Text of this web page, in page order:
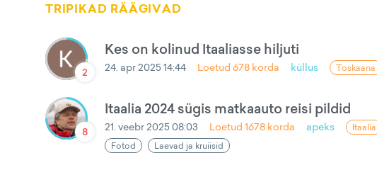
TRIPIKAD RÄÄGIVAD
2
Kes on kolinud Itaaliasse hiljuti
24. apr 2025 14:44 Loetud 678 korda küllus Toskaana
8
Itaalia 2024 sügis matkaauto reisi pildid
21. veebr 2025 08:03 Loetud 1678 korda apeks Itaalia
Fotod
Laevad ja kruiisid